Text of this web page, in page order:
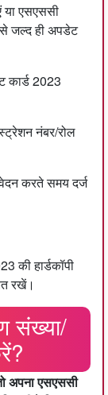
एसएससी
जल्द ही अपडेट
कार्ड 2023
नंबर/रोल
करते समय दर्ज
की हार्डकॉपी
रखें।
संख्या/
अपना एसएससी